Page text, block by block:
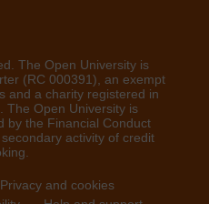
The Open University is
(RC 000391), an exempt
and a charity registered in
The Open University is
by the Financial Conduct
activity of credit
Privacy and cookies